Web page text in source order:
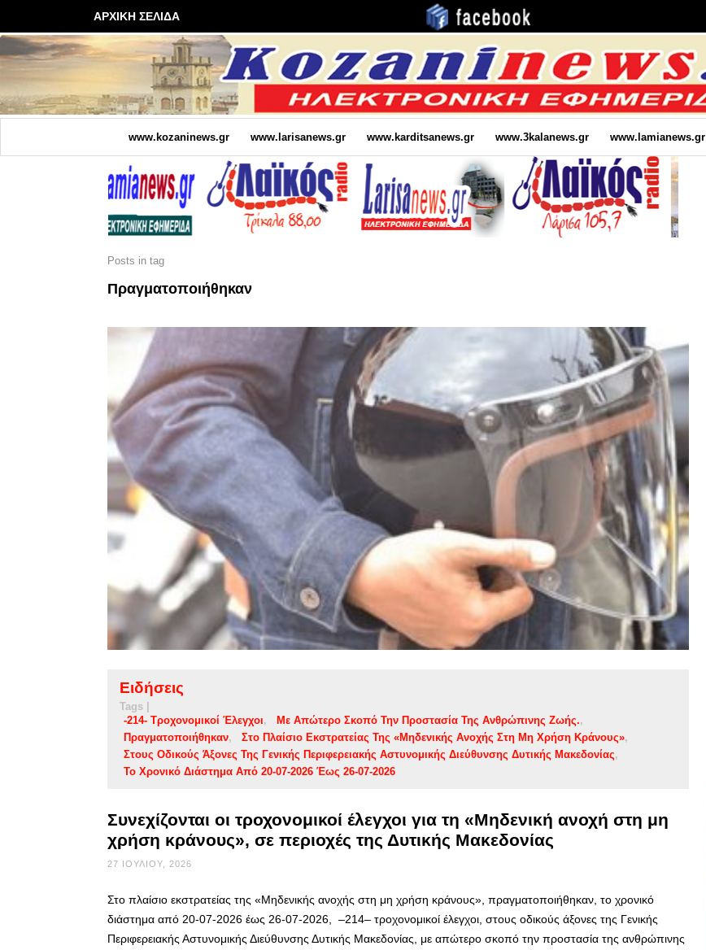
ΑΡΧΙΚΗ ΣΕΛΙΔΑ
www.kozaninews.gr www.larisanews.gr www.karditsanews.gr www.3kalanews.gr www.lamianews.gr
Posts in tag
Πραγματοποιήθηκαν
Ειδήσεις
Tags |
-214- Τροχονομικοί Έλεγχοι
Με Απώτερο Σκοπό Την Προστασία Της Ανθρώπινης Ζωής.
Πραγματοποιήθηκαν
Στο Πλαίσιο Εκστρατείας Της «Μηδενικής Ανοχής Στη Μη Χρήση Κράνους»
Στους Οδικούς Άξονες Της Γενικής Περιφερειακής Αστυνομικής Διεύθυνσης Δυτικής Μακεδονίας
Το Χρονικό Διάστημα Από 20-07-2026 Έως 26-07-2026
Συνεχίζονται οι τροχονομικοί έλεγχοι για τη «Μηδενική ανοχή στη μη
χρήση κράνους», σε περιοχές της Δυτικής Μακεδονίας
27 ΙΟΥΛΊΟΥ, 2026
Στο πλαίσιο εκστρατείας της «Μηδενικής ανοχής στη μη χρήση κράνους», πραγματοποιήθηκαν, το χρονικό
διάστημα από 20-07-2026 έως 26-07-2026, –214– τροχονομικοί έλεγχοι, στους οδικούς άξονες της Γενικής
Περιφερειακής Αστυνομικής Διεύθυνσης Δυτικής Μακεδονίας, με απώτερο σκοπό την προστασία της ανθρώπινης